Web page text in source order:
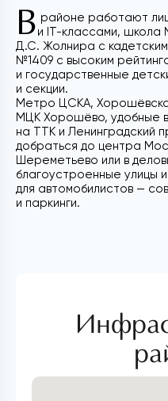
В районе работают
и IT-классами, школа
Д.С. Жолнира с
№1409 с высоким
и государственные
и секции.
Метро ЦСКА,
МЦК Хорошёво, удобные
на ТТК и Ленинградский
добраться до центра
Шереметьево или в
благоустроенные улицы
для автомобилистов —
и паркинги.